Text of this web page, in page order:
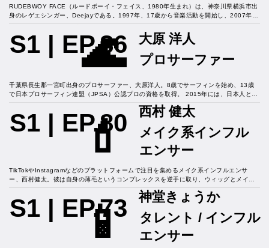
RUDEBWOY FACE（ルードボーイ・フェイス、1980年生まれ）は、神奈川県横浜市出
身のレゲエシンガー、Deejayである。1997年、17歳から音楽活動を開始し、2007年に
はユニバーサル ミュージックよりメジャーデビューを果たした。彼の音楽は、ラガマフ
ィンスタイルを基盤としつつ、チルな要素も取り入れ、多くのファンから支持を得てい
る。また、同じくレゲエアーティストであるAKANEと結婚している。長年のキャリアを
通じて、RUDEBWOY FACEは日本のレゲエシーンにおいて確固たる地位を築いてお
S1 | EP.86
大原 洋人
プロサーファー
🌊
千葉県長生郡一宮町出身のプロサーファー、大原洋人。8歳でサーフィンを始め、13歳
で日本プロサーフィン連盟（JPSA）公認プロの資格を取得。 2015年には、日本人とし
て初めて「Vans US Open of Surfing」で優勝し、世界的な注目を集めた。 2021年の
東京オリンピックでは、男子ショートボード種目に出場し、準々決勝まで進出して5位入
賞を果たす。また、2024年には、千葉県で開催されたセッションにおいて、新井洋人選
手や西慶司郎選手らと共にハイレベルなパフォーマンスを披露し、日本のサーフィン界
S1 | EP.80
西村 健太
メイク系インフル
エンサー
💄
TikTokやInstagramなどのプラットフォームで注目を集めるメイク系インフルエンサ
ー、西村健太。彼は自身の薄毛というコンプレックスを逆手に取り、ウィッグとメイク
を駆使して劇的な変身を遂げる動画を投稿し、多くのフォロワーから支持を得ている。
Instagramでは、メイクのビフォーアフターや変身の過程を公開しており、そのリアルな
投稿が共感を呼んでいる。また、自身のコンプレックスを前向きに捉え、「コンプレッ
クスを使って遊ぶ」というスタンスで活動しており、さらに、自作のアクセサリーやネ
イルの販売も手掛けるなど、クリエイティブな才能も発揮している。
S1 | EP.73
神堂きょうか
タレント / インフル
エンサー
📱